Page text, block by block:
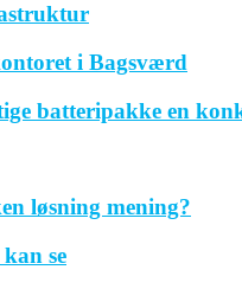
i Bagsværd
batteripakke en
løsning mening?
se